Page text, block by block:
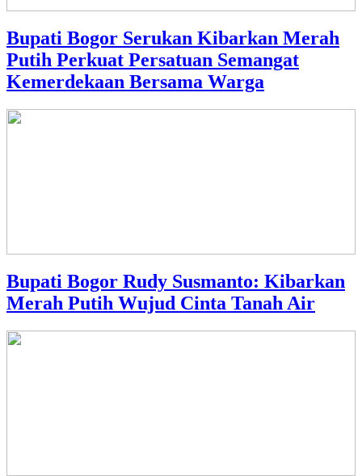
Bupati Bogor Serukan Kibarkan Merah
Putih Perkuat Persatuan Semangat
Kemerdekaan Bersama Warga
Bupati Bogor Rudy Susmanto: Kibarkan
Merah Putih Wujud Cinta Tanah Air